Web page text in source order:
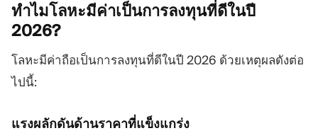
ทำไมโลหะมีค่าเป็นการลงทุนที่ดีในปี
2026?
โลหะมีค่าถือเป็นการลงทุนที่ดีในปี 2026 ด้วยเหตุผลดังต่อ
ไปนี้:
แรงผลักดันด้านราคาที่แข็งแกร่ง